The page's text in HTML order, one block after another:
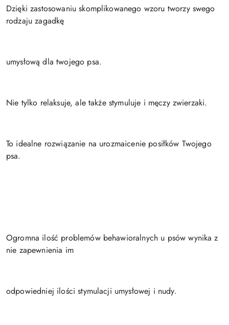
Dzięki zastosowaniu skomplikowanego wzoru tworzy swego
rodzaju zagadkę
umysłową dla twojego psa.
Nie tylko relaksuje, ale także stymuluje i męczy zwierzaki.
To idealne rozwiązanie na urozmaicenie posiłków Twojego
psa.
Ogromna ilość problemów behawioralnych u psów wynika z
nie zapewnienia im
odpowiedniej ilości stymulacji umysłowej i nudy.